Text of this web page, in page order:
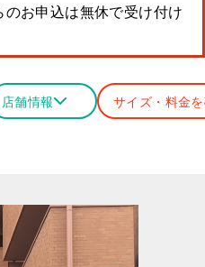
お申込は無休で受け付け
店舗情報 サイズ・料金